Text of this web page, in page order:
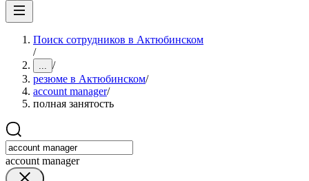
Поиск сотрудников в Актюбинском
/
... /
резюме в Актюбинском/
account manager/
полная занятость
account manager